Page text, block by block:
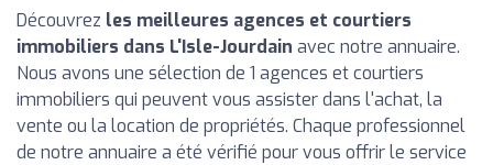
Découvrez les meilleures agences et courtiers
immobiliers dans L'Isle-Jourdain avec notre annuaire.
Nous avons une sélection de 1 agences et courtiers
immobiliers qui peuvent vous assister dans l'achat, la
vente ou la location de propriétés. Chaque professionnel
de notre annuaire a été vérifié pour vous offrir le service